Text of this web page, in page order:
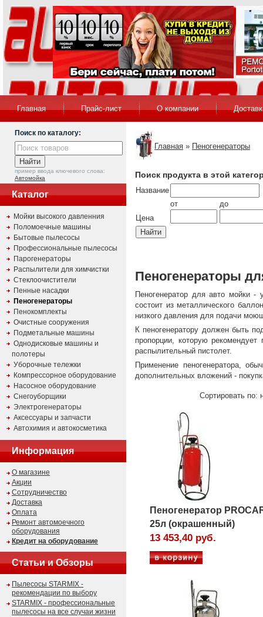
Главная Прайс-лист О компании
Поиск по каталогу:
пример ввода ключевого слова:
Автомойка
Каталог
Мойки высокого давленния
Поломоечные машины
Бытовые пылесосы
Профессиональные пылесосы
Парогенераторы
Распылители для химчистки
Стеклоочистители
Пенные насадки
Пеногенераторы
Пенокомплекты
Очистные сооружения
Подметальные машины
Однодисковые машины и
полотеры
Уборочные тележки
Компрессорное оборудование
Насосное оборудование
Снегоуборщики
Электрогенераторы
Аксессуары и запчасти
Автохимия и автокосметика
Информация
О магазине
Акции
Сотрудничество
Доставка
Оплата
Ремонт автомоечного
оборудования
Кредит на оборудование
Статьи и Обзоры
Пылесосы STARMIX -
рекомендации по выбору
STARMIX - профессиональные
пылесосы на все случаи жизни
Главная » Пеногенераторы
Поиск продукта в этой
Название
Цена
от до
Пеногенераторы
Пеногенератор для авто мойки
состоит из металлического
низкого давления для подачи
К пеногенератору должен быть
пропорции, которую
распылительный пистолет.
Применение пеногенератора,
дополнительных вложений -
Сортировать по:
Пеногенератор
25л (окрашенный)
13 453,40 руб.